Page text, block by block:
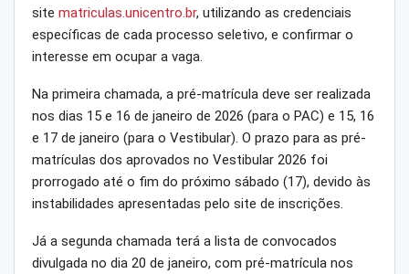
site matriculas.unicentro.br, utilizando as credenciais
específicas de cada processo seletivo, e confirmar o
interesse em ocupar a vaga.
Na primeira chamada, a pré-matrícula deve ser realizada
nos dias 15 e 16 de janeiro de 2026 (para o PAC) e 15, 16
e 17 de janeiro (para o Vestibular). O prazo para as pré-
matrículas dos aprovados no Vestibular 2026 foi
prorrogado até o fim do próximo sábado (17), devido às
instabilidades apresentadas pelo site de inscrições.
Já a segunda chamada terá a lista de convocados
divulgada no dia 20 de janeiro, com pré-matrícula nos